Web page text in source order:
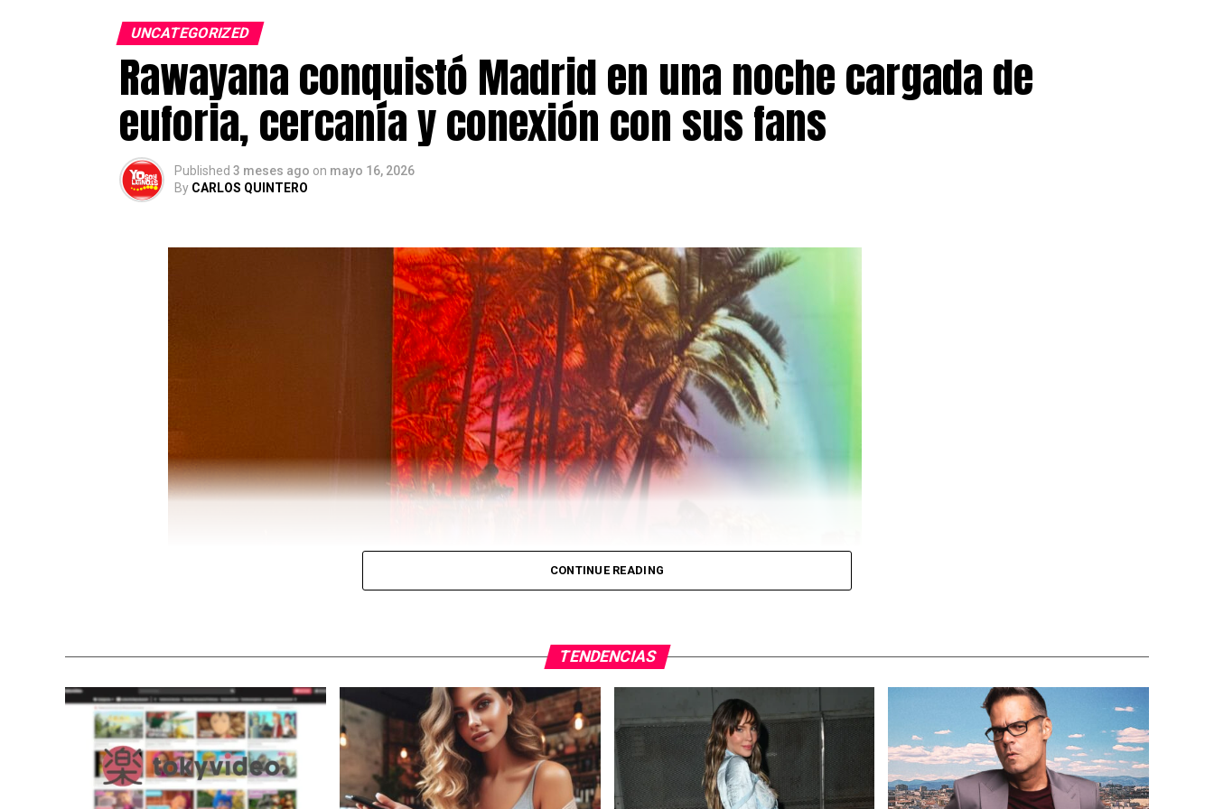
YosoyLatino.es es un medio digital dedicado a informar y conectar a la comunidad latina en España, ofreciendo cobertura
de actualidad, inmigración, emprendimiento, cultura y acontecimientos de interés para millones de latinoamericanos
residentes en el país.
Post Views: 461
De acuerdo con los datos oficiales del Ministerio de Inclusión,609.737 expedientes ya han sido tramitados y se
encuentran en fase de instrucción, mientras que alrededor de 11.000 solicitudes ya cuentan con una resolución
Entre las nacionalidades con mayor número de solicitudes destacan loscolombianos (25,9%)
venezolanos (11,8%). También figuran entre los principales países de origen Perú, Honduras,
Paraguay, Argelia, Senegal, Pakistán y Argentina.
Las comunidades autónomas que concentraron el mayor volumen de solicitudes fueron Cataluña
ValencianayAndalucía.
43% mujeres. Además, el Ministerio destaca que tres de cada cuatro solicitantes son hispanohablantes, un
factor que puede facilitar su integración laboral y social.
, principalmente en sectores como hostelería, comercio, construcción y actividades
La secretaria de Estado de Migraciones, Pilar Cancela, señaló que el proceso continúa en fase de evaluación y que, por el
momento,no es posible anticipar cuántas solicitudes serán finalmente aprobadas
Mientras tanto, el proceso sigue su curso administrativo y también afronta un análisis por parte del Tribunal Supremo,
que estudia diversos recursos relacionados con la adecuación de la normativa española al marco jurídico de la Unión
UNCATEGORIZED
Rawayana conquistó Madrid en una noche cargada de
euforia, cercanía y conexión con sus fans
Published 3 meses ago on mayo 16, 2026
By CARLOS QUINTERO
CONTINUE READING
TENDENCIAS